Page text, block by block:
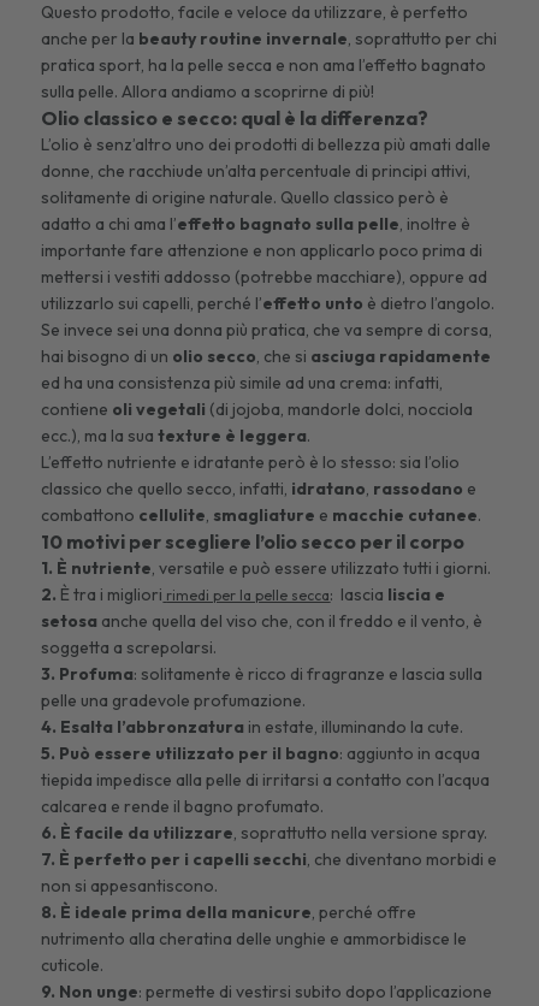
Questo prodotto, facile e veloce da utilizzare, è perfetto
anche per la beauty routine invernale, soprattutto per chi
pratica sport, ha la pelle secca e non ama l’effetto bagnato
sulla pelle. Allora andiamo a scoprirne di più!
Olio classico e secco: qual è la differenza?
L’olio è senz’altro uno dei prodotti di bellezza più amati dalle
donne, che racchiude un’alta percentuale di principi attivi,
solitamente di origine naturale. Quello classico però è
adatto a chi ama l’effetto bagnato sulla pelle, inoltre è
importante fare attenzione e non applicarlo poco prima di
mettersi i vestiti addosso (potrebbe macchiare), oppure ad
utilizzarlo sui capelli, perché l’effetto unto è dietro l’angolo.
Se invece sei una donna più pratica, che va sempre di corsa,
hai bisogno di un olio secco, che si asciuga rapidamente
ed ha una consistenza più simile ad una crema: infatti,
contiene oli vegetali (di jojoba, mandorle dolci, nocciola
ecc.), ma la suatexture è leggera.
L’effetto nutriente e idratante però è lo stesso: sia l’olio
classico che quello secco, infatti, idratano, rassodano e
combattono cellulite, smagliature e macchie cutanee.
10 motivi per scegliere l’olio secco per il corpo
1. È nutriente, versatile e può essere utilizzato tutti i giorni.
2. È tra i migliori rimedi per la pelle secca: lascia liscia e
setosa anche quella del viso che, con il freddo e il vento, è
soggetta a screpolarsi.
3. Profuma: solitamente è ricco di fragranze e lascia sulla
pelle una gradevole profumazione.
4. Esalta l’abbronzatura in estate, illuminando la cute.
5. Può essere utilizzato per il bagno: aggiunto in acqua
tiepida impedisce alla pelle di irritarsi a contatto con l’acqua
calcarea e rende il bagno profumato.
6. È facile da utilizzare, soprattutto nella versione spray.
7. È perfetto per i capelli secchi, che diventano morbidi e
non si appesantiscono.
8. È ideale prima della manicure, perché offre
nutrimento alla cheratina delle unghie e ammorbidisce le
cuticole.
9. Non unge: permette di vestirsi subito dopo l’applicazione